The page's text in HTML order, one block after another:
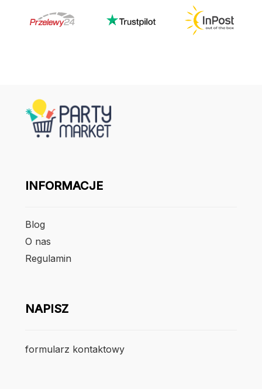
INFORMACJE
Blog
O nas
Regulamin
NAPISZ
formularz kontaktowy